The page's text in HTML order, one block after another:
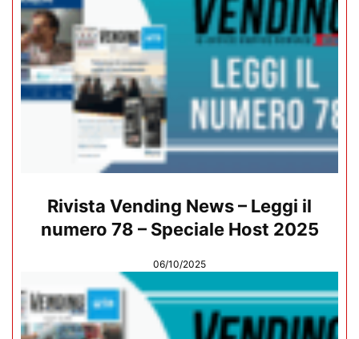
Rivista Vending News – Leggi il
numero 78 – Speciale Host 2025
06/10/2025